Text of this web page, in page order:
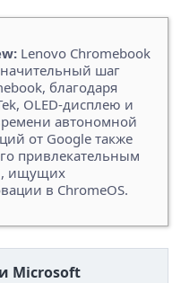
Lenovo Chromebook
шаг
благодаря
OLED-дисплею и
автономной
от Google также
привлекательным
ищущих
в ChromeOS.
Microsoft